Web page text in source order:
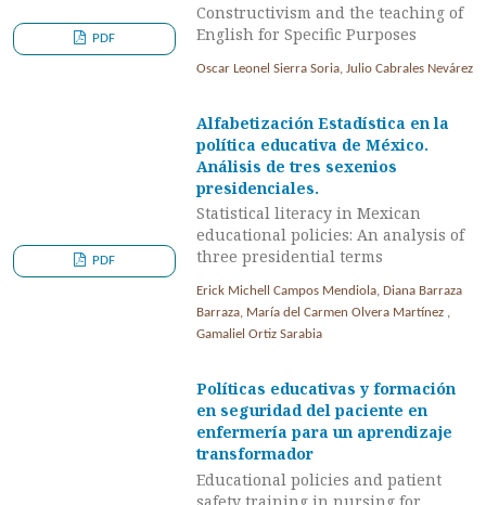
Constructivism and the teaching of
English for Specific Purposes
Oscar Leonel Sierra Soria, Julio Cabrales Nevárez
PDF
Alfabetización Estadística en la
política educativa de México.
Análisis de tres sexenios
presidenciales.
Statistical literacy in Mexican
educational policies: An analysis of
three presidential terms
Erick Michell Campos Mendiola, Diana Barraza
Barraza, María del Carmen Olvera Martínez ,
Gamaliel Ortiz Sarabia
PDF
Políticas educativas y formación
en seguridad del paciente en
enfermería para un aprendizaje
transformador
Educational policies and patient
safety training in nursing for